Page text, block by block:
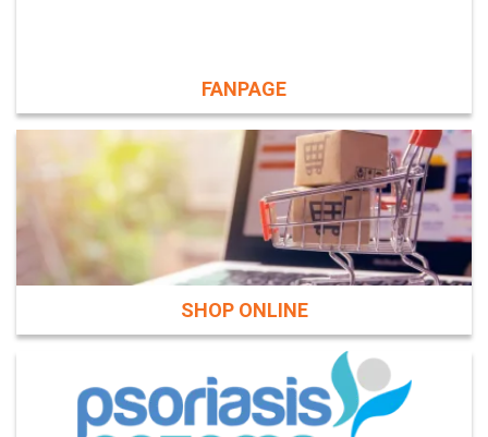
FANPAGE
SHOP ONLINE